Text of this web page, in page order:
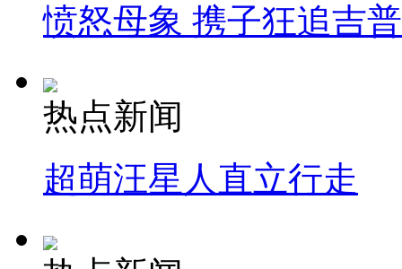
愤怒母象 携子狂追吉
热点新闻
超萌汪星人直立行走